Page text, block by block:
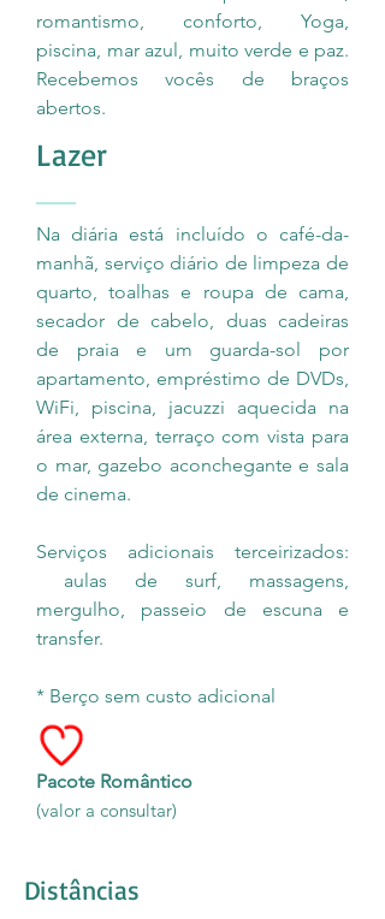
romantismo, conforto, Yoga,
piscina, mar azul, muito verde e paz.
Recebemos vocês de braços
abertos.
Lazer
Na diária está incluído o café-da-
manhã, serviço diário de limpeza de
quarto, toalhas e roupa de cama,
secador de cabelo, duas cadeiras
de praia e um guarda-sol por
apartamento, empréstimo de DVDs,
WiFi, piscina, jacuzzi aquecida na
área externa, terraço com vista para
o mar, gazebo aconchegante e sala
de cinema.
Serviços adicionais terceirizados:
aulas de surf, massagens,
mergulho, passeio de escuna e
transfer.
* Berço sem custo adicional
Pacote Romântico
(valor a consultar)
Distâncias